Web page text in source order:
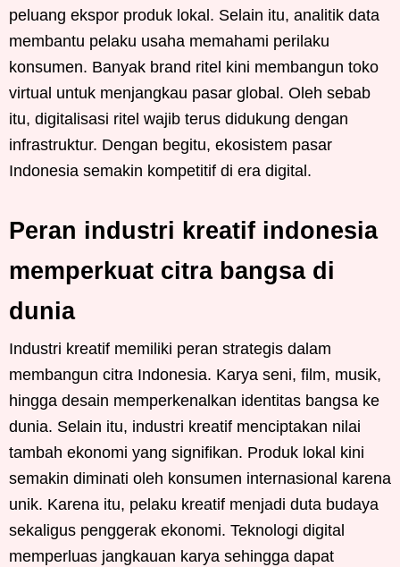
peluang ekspor produk lokal. Selain itu, analitik data
membantu pelaku usaha memahami perilaku
konsumen. Banyak brand ritel kini membangun toko
virtual untuk menjangkau pasar global. Oleh sebab
itu, digitalisasi ritel wajib terus didukung dengan
infrastruktur. Dengan begitu, ekosistem pasar
Indonesia semakin kompetitif di era digital.
Peran industri kreatif indonesia
memperkuat citra bangsa di
dunia
Industri kreatif memiliki peran strategis dalam
membangun citra Indonesia. Karya seni, film, musik,
hingga desain memperkenalkan identitas bangsa ke
dunia. Selain itu, industri kreatif menciptakan nilai
tambah ekonomi yang signifikan. Produk lokal kini
semakin diminati oleh konsumen internasional karena
unik. Karena itu, pelaku kreatif menjadi duta budaya
sekaligus penggerak ekonomi. Teknologi digital
memperluas jangkauan karya sehingga dapat